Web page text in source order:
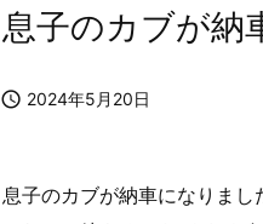
息子のカブが納
 2024年5月20日
息子のカブが納車になりまし